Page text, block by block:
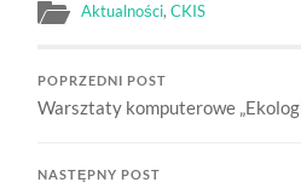
Aktualności,CKIS
POPRZEDNI POST
Warsztaty komputerowe
NASTĘPNY POST